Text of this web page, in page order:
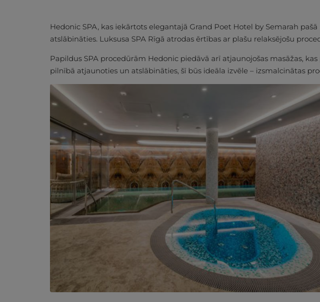
Hedonic SPA, kas iekārtots elegantajā Grand Poet Hotel by Semarah
atslābināties. Luksusa SPA Rīgā atrodas ērtības ar plašu relaksējošu
Papildus SPA procedūrām Hedonic piedāvā arī atjaunojošas masāžas,
pilnībā atjaunoties un atslābināties, šī būs ideāla izvēle – izsmalcinātas